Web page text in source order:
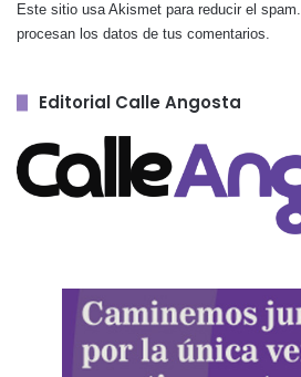
Este sitio usa Akismet para reducir el spam.
procesan los datos de tus comentarios.
Editorial Calle Angosta